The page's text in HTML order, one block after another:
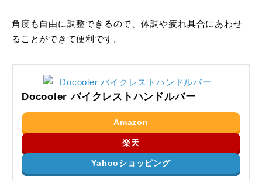
角度も自由に調整できるので、体調や疲れ具合にあわせ
ることができて便利です。
Docooler バイクレストハンドルバー
Amazon
楽天
Yahooショッピング